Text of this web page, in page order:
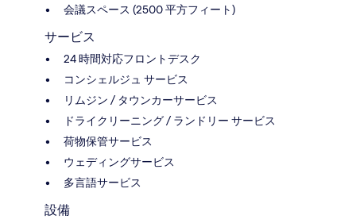
会議スペース (2500 平方フィート)
サービス
24 時間対応フロントデスク
コンシェルジュ サービス
リムジン / タウンカーサービス
ドライクリーニング / ランドリー サービス
荷物保管サービス
ウェディングサービス
多言語サービス
設備